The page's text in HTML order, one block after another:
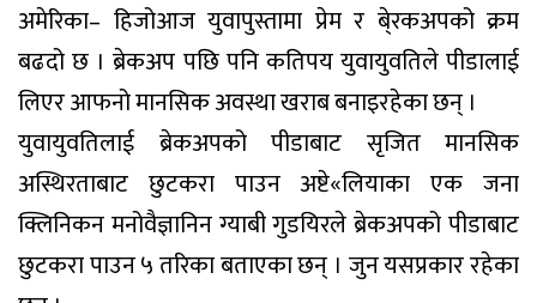
अमेरिका– हिजोआज युवापुस्तामा प्रेम र बे्रकअपको क्रम
बढदो छ । ब्रेकअप पछि पनि कतिपय युवायुवतिले पीडालाई
लिएर आफनो मानसिक अवस्था खराब बनाइरहेका छन् ।
युवायुवतिलाई ब्रेकअपको पीडाबाट सृजित मानसिक
अस्थिरताबाट छुटकरा पाउन अष्टे«लियाका एक जना
क्लिनिकन मनोवैज्ञानिन ग्याबी गुडयिरले ब्रेकअपको पीडाबाट
छुटकरा पाउन ५ तरिका बताएका छन् । जुन यसप्रकार रहेका